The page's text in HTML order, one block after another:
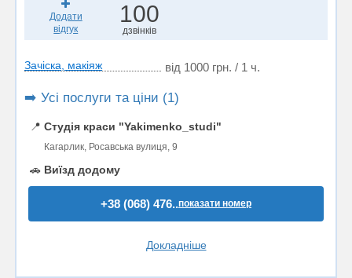
Додати
відгук
100
дзвінків
Зачіска, макіяж від 1000 грн. / 1 ч.
➡️ Усі послуги та ціни (1)
📍 Студія краси "Yakimenko_studi"
Кагарлик, Росавська вулиця, 9
🚗 Виїзд додому
+38 (068) 476..показати номер
Докладніше